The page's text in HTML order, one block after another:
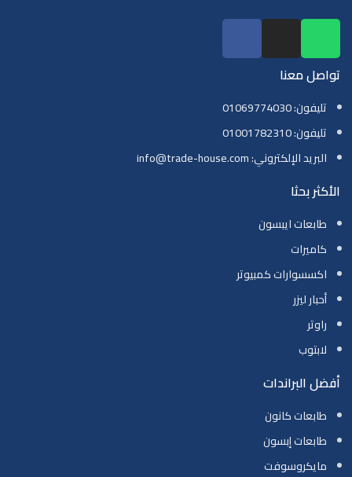
تواصل معنا
تليفون: 01069774030
تليفون: 01001782310
البريد الإلكتروني: info@trade-house.com
الأكثر بحثا
طابعات ايبسون
كاميرات
اكسسوارات كمبيوتر
أحبار ليزر
راوتر
لابتوب
أفضل البراندات
طابعات كانون
طابعات إبسون
مايكروسوفت